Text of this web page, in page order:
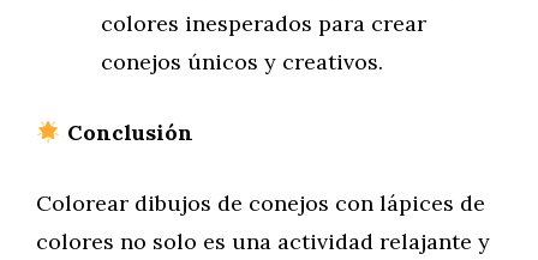
colores inesperados para crear
conejos únicos y creativos.
Conclusión
Colorear dibujos de conejos con lápices de
colores no solo es una actividad relajante y